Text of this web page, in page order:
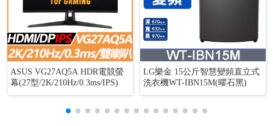
ASUS VG27AQ5A HDR電競螢
幕(27型/2K/210Hz/0.3ms/IPS)
LG樂金 15公斤智慧變頻直立式
洗衣機WT-IBN15M(曜石黑)